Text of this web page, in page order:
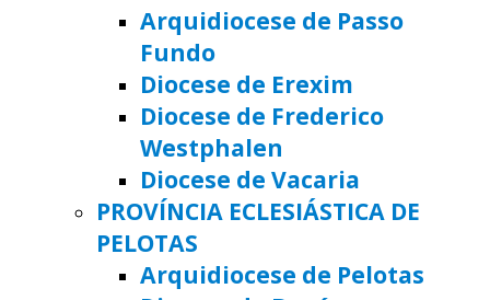
Arquidiocese de Passo
Fundo
Diocese de Erexim
Diocese de Frederico
Westphalen
Diocese de Vacaria
PROVÍNCIA ECLESIÁSTICA DE
PELOTAS
Arquidiocese de Pelotas